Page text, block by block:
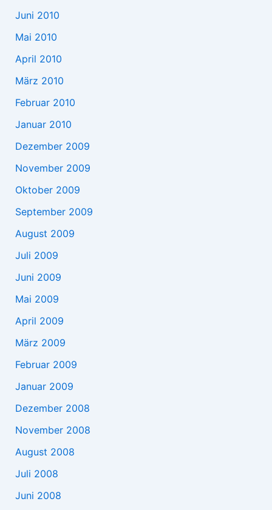
Juni 2010
Mai 2010
April 2010
März 2010
Februar 2010
Januar 2010
Dezember 2009
November 2009
Oktober 2009
September 2009
August 2009
Juli 2009
Juni 2009
Mai 2009
April 2009
März 2009
Februar 2009
Januar 2009
Dezember 2008
November 2008
August 2008
Juli 2008
Juni 2008